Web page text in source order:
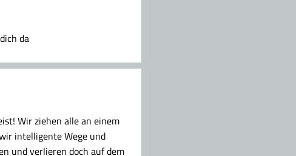
da
Wir ziehen alle an einem
intelligente Wege und
und verlieren doch auf dem